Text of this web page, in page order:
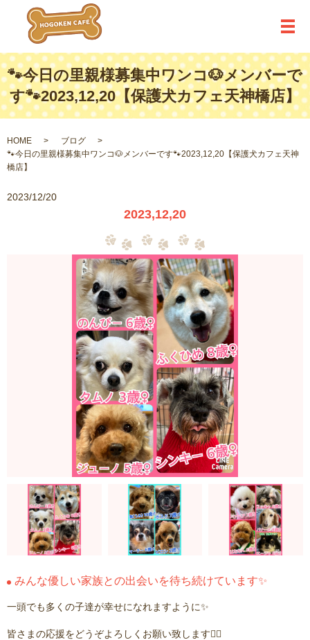
メ
🐾今日の里親様募集中ワンコ🐶メンバーで
す🐾2023,12,20【保護犬カフェ天神橋店】
HOME
ブログ
🐾今日の里親様募集中ワンコ🐶メンバーです🐾2023,12,20【保護犬カフェ天神
橋店】
2023/12/20
2023,12,20
みんな優しい家族との出会いを待ち続けています✨
一頭でも多くの子達が幸せになれますように✨
皆さまの応援をどうぞよろしくお願い致します🙇‍♂️